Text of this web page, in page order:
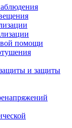
помощи
и защиты